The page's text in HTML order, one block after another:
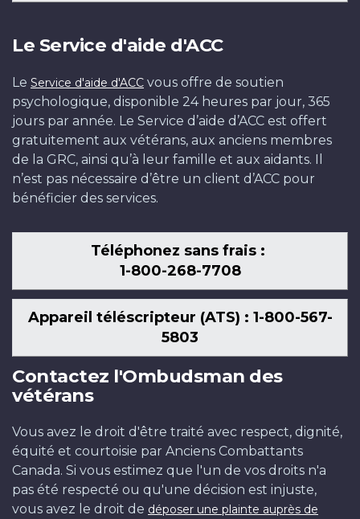
Le Service d'aide d'ACC
Le Service d'aide d'ACC vous offre de soutien
psychologique, disponible 24 heures par jour, 365
jours par année. Le Service d’aide d’ACC est offert
gratuitement aux vétérans, aux anciens membres
de la GRC, ainsi qu’à leur famille et aux aidants. Il
n’est pas nécessaire d’être un client d’ACC pour
bénéficier des services.
Téléphonez sans frais :
1-800-268-7708
Appareil téléscripteur (ATS) : 1-800-567-
5803
Contactez l'Ombudsman des
vétérans
Vous avez le droit d'être traité avec respect, dignité,
équité et courtoisie par Anciens Combattants
Canada. Si vous estimez que l'un de vos droits n'a
pas été respecté ou qu'une décision est injuste,
vous avez le droit de déposer une plainte auprès de